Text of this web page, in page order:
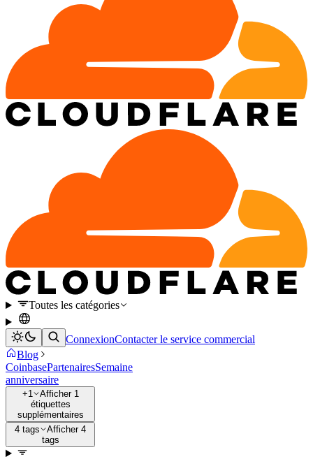
Toutes les catégories
ConnexionContacter le service commercial
Blog
CoinbasePartenairesSemaine
anniversaire
+1
Afficher 1
étiquettes
supplémentaires
4 tags
Afficher 4
tags